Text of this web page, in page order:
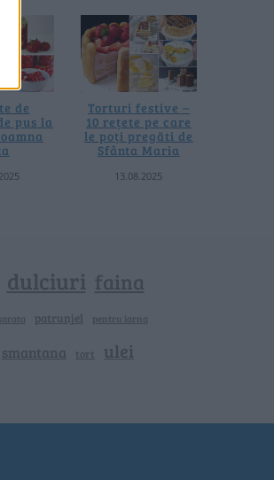
de
pus la
Torturi festive –
10 rețete pe care
le poți pregăti de
Sfânta Maria
13.08.2025
dulciuri faina
patrunjel pentru iarna
smantana tort ulei